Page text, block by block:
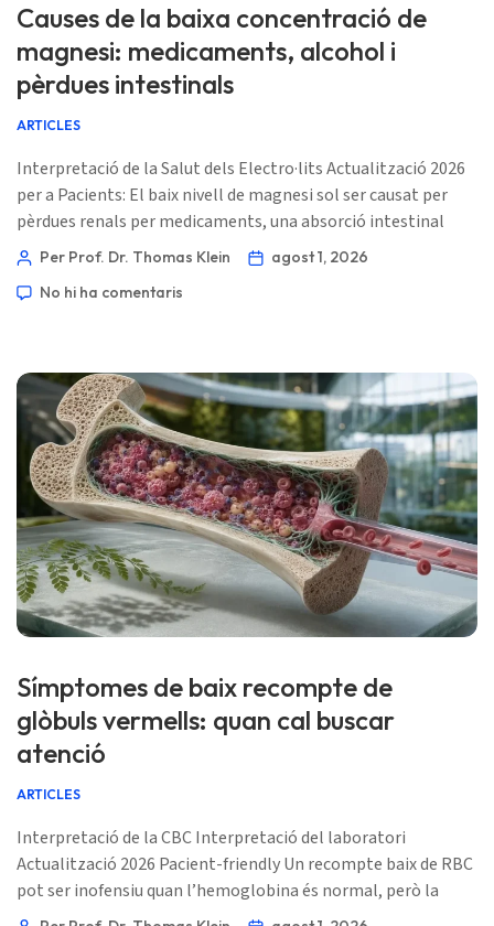
Causes de la baixa concentració de
magnesi: medicaments, alcohol i
pèrdues intestinals
ARTICLES
Interpretació de la Salut dels Electro·lits Actualització 2026
per a Pacients: El baix nivell de magnesi sol ser causat per
pèrdues renals per medicaments, una absorció intestinal
reduïda, diarrea prolongada o un consum elevat d’alcohol—
de potassi, calci, funció renal, medicaments i símptomes de
Per Prof. Dr. Thomas Klein
agost 1, 2026
No hi ha comentaris
Símptomes de baix recompte de
glòbuls vermells: quan cal buscar
atenció
ARTICLES
Interpretació de la CBC Interpretació del laboratori
Actualització 2026 Pacient-friendly Un recompte baix de RBC
pot ser inofensiu quan l’hemoglobina és normal, però la
falta d’aire en repòs, el desmai, el dolor al pit o els signes de